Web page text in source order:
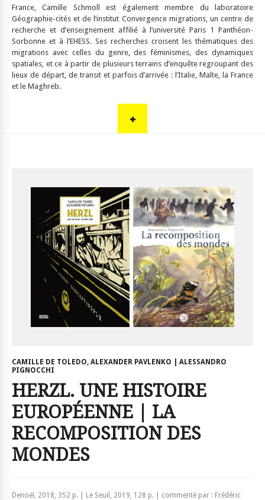
France, Camille Schmoll est également membre du laboratoire
Géographie-cités et de l’institut Convergence migrations, un centre de
recherche et d’enseignement affilié à l’université Paris 1 Panthéon-
Sorbonne et à l’EHESS. Ses recherches croisent les thématiques des
migrations avec celles du genre, des féminismes, des dynamiques
spatiales, et ce à partir de plusieurs terrains d’enquête regroupant des
lieux de départ, de transit et parfois d’arrivée : l’Italie, Malte, la France
et le Maghreb.
CAMILLE DE TOLEDO, ALEXANDER PAVLENKO | ALESSANDRO
PIGNOCCHI
HERZL. UNE HISTOIRE
EUROPÉENNE | LA
RECOMPOSITION DES
MONDES
Denoël, 2018, 352 p. | Le Seuil, 2019, 128 p. | commenté par : Frédéric